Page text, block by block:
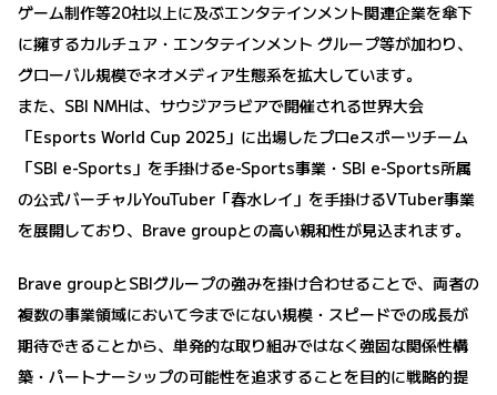
ゲーム制作等20社以上に及ぶエンタテインメント関連企業を傘下
に擁するカルチュア・エンタテインメント グループ等が加わり、
グローバル規模でネオメディア生態系を拡大しています。
また、SBI NMHは、サウジアラビアで開催される世界大会
「Esports World Cup 2025」に出場したプロeスポーツチーム
「SBI e-Sports」を手掛けるe-Sports事業・SBI e-Sports所属
の公式バーチャルYouTuber「春水レイ」を手掛けるVTuber事業
を展開しており、Brave groupとの高い親和性が見込まれます。
Brave groupとSBIグループの強みを掛け合わせることで、両者の
複数の事業領域において今までにない規模・スピードでの成長が
期待できることから、単発的な取り組みではなく強固な関係性構
築・パートナーシップの可能性を追求することを目的に戦略的提